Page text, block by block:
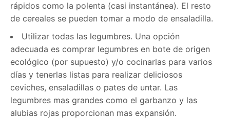
rápidos como la polenta (casi instantánea). El resto
de cereales se pueden tomar a modo de ensaladilla.
Utilizar todas las legumbres. Una opción
adecuada es comprar legumbres en bote de origen
ecológico (por supuesto) y/o cocinarlas para varios
días y tenerlas listas para realizar deliciosos
ceviches, ensaladillas o pates de untar. Las
legumbres mas grandes como el garbanzo y las
alubias rojas proporcionan mas expansión.